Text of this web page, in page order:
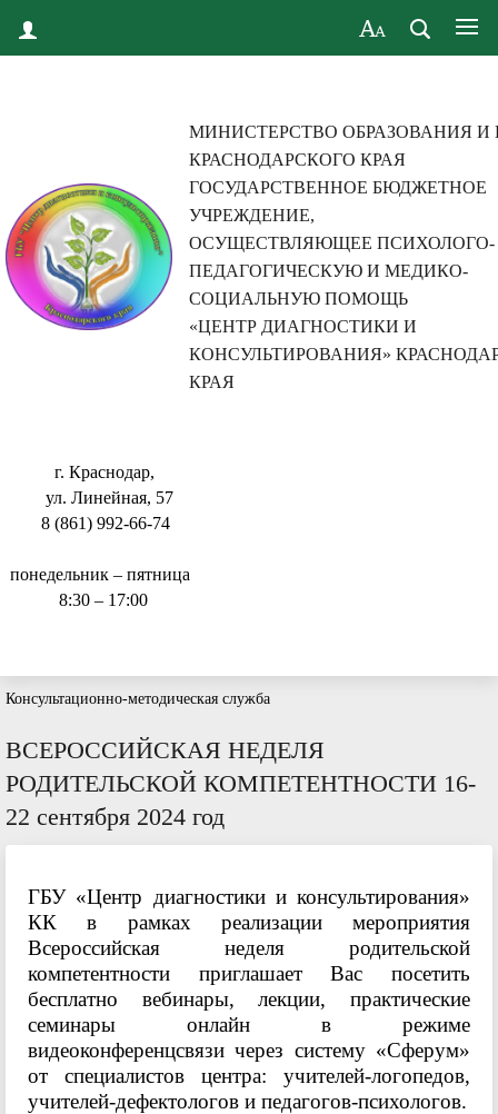
МИНИСТЕРСТВО ОБРАЗОВАНИЯ И
КРАСНОДАРСКОГО КРАЯ
ГОСУДАРСТВЕННОЕ БЮДЖЕТНОЕ
УЧРЕЖДЕНИЕ,
ОСУЩЕСТВЛЯЮЩЕЕ ПСИХОЛОГО-
ПЕДАГОГИЧЕСКУЮ И МЕДИКО-
СОЦИАЛЬНУЮ ПОМОЩЬ
«ЦЕНТР ДИАГНОСТИКИ И
КОНСУЛЬТИРОВАНИЯ»
КРАЯ
г. Краснодар,
ул. Линейная, 57
8 (861) 992-66-74
понедельник – пятница
8:30 – 17:00
Консультационно-методическая служба
ВСЕРОССИЙСКАЯ НЕДЕЛЯ
РОДИТЕЛЬСКОЙ КОМПЕТЕНТНОСТИ 16-
22 сентября 2024 год
ГБУ «Центр диагностики и консультирования»
КК в рамках реализации мероприятия
Всероссийская неделя родительской
компетентности приглашает Вас посетить
бесплатно вебинары, лекции, практические
семинары онлайн в режиме
видеоконференцсвязи через систему «Сферум»
от специалистов центра: учителей-логопедов,
учителей-дефектологов и педагогов-психологов.